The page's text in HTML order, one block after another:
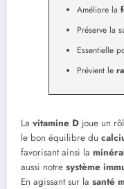
Améliore la
Préserve la
Essentielle
Prévient le
La vitamine D joue un
le bon équilibre du
favorisant ainsi la
aussi notre système
En agissant sur la santé